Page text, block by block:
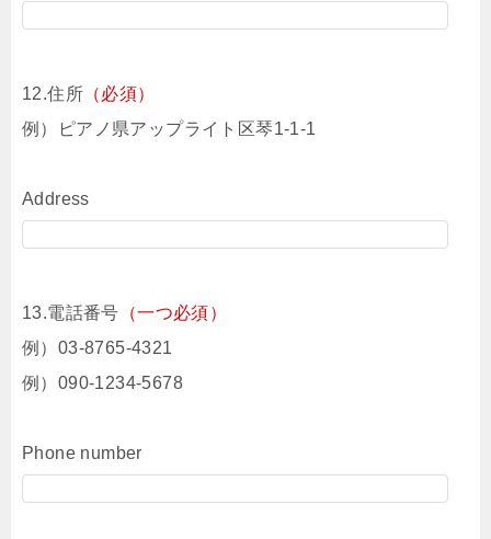
12.住所 （必須）
例）ピアノ県アップライト区琴1-1-1
Address
13.電話番号 （一つ必須）
例）03-8765-4321
例）090-1234-5678
Phone number